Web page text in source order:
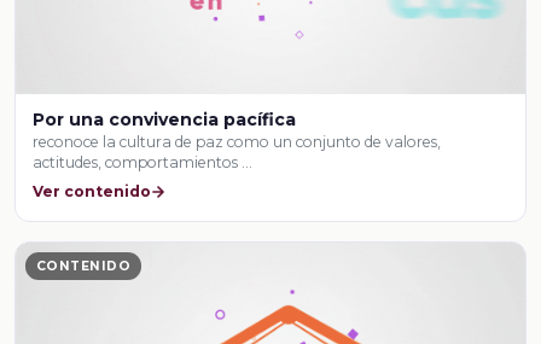
Por una convivencia pacífica
reconoce la cultura de paz como un conjunto de valores,
actitudes, comportamientos …
Ver contenido
CONTENIDO